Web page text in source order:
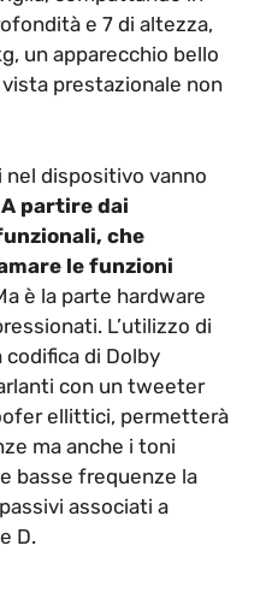
e 7 di altezza,
un apparecchio bello
prestazionale non
dispositivo vanno
A partire dai
che
le funzioni
è la parte hardware
L’utilizzo di
di Dolby
con un tweeter
ellittici, permetterà
ma anche i toni
basse frequenze la
associati a
D.